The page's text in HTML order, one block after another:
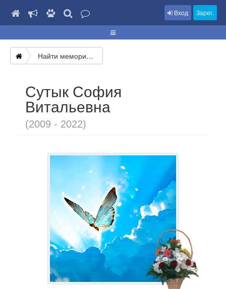
Вход Зарег.
Найти мемориал
Сутык София
Витальевна
(2009 - 2022)